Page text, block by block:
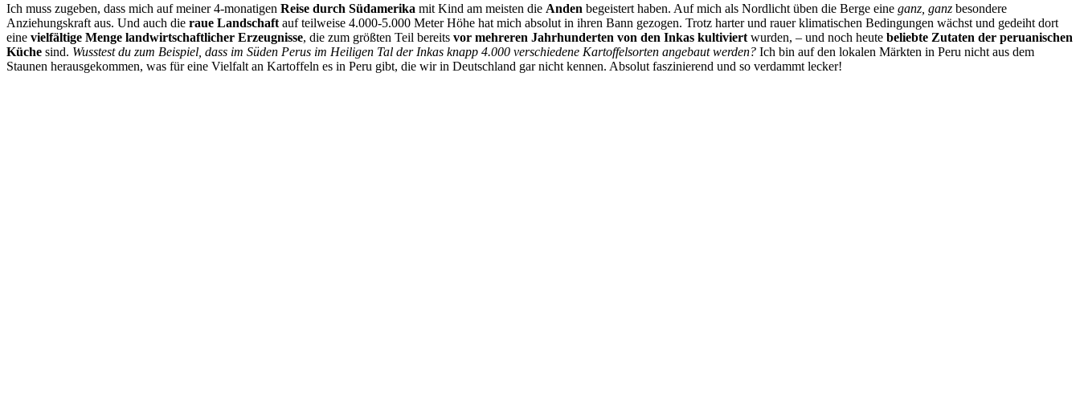
Ich muss zugeben, dass mich auf meiner 4-monatigen Reise durch Südamerika mit Kind am meisten die Anden begeistert haben. Auf mich als Nordlicht üben die Berge eine ganz, ganz besondere
Anziehungskraft aus. Und auch die raue Landschaft auf teilweise 4.000-5.000 Meter Höhe hat mich absolut in ihren Bann gezogen. Trotz harter und rauer klimatischen Bedingungen wächst und gedeiht dort
eine vielfältige Menge landwirtschaftlicher Erzeugnisse, die zum größten Teil bereits vor mehreren Jahrhunderten von den Inkas kultiviert wurden, – und noch heute beliebte Zutaten der peruanischen
Küche sind. Wusstest du zum Beispiel, dass im Süden Perus im Heiligen Tal der Inkas knapp 4.000 verschiedene Kartoffelsorten angebaut werden? Ich bin auf den lokalen Märkten in Peru nicht aus dem
Staunen herausgekommen, was für eine Vielfalt an Kartoffeln es in Peru gibt, die wir in Deutschland gar nicht kennen. Absolut faszinierend und so verdammt lecker!